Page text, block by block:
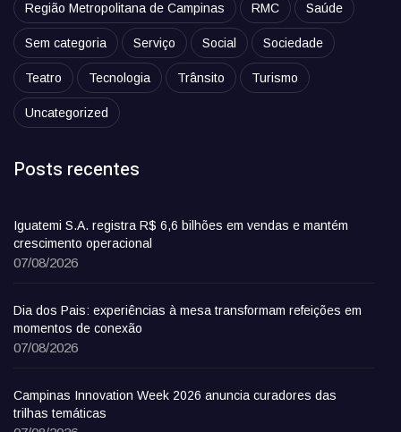
Região Metropolitana de Campinas RMC Saúde
Sem categoria Serviço Social Sociedade
Teatro Tecnologia Trânsito Turismo
Uncategorized
Posts recentes
Iguatemi S.A. registra R$ 6,6 bilhões em vendas e mantém
crescimento operacional
07/08/2026
Dia dos Pais: experiências à mesa transformam refeições em
momentos de conexão
07/08/2026
Campinas Innovation Week 2026 anuncia curadores das
trilhas temáticas